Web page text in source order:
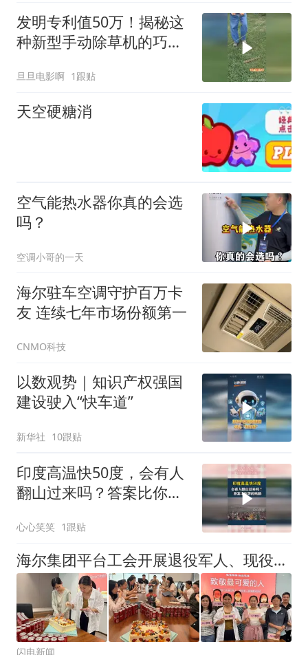
发明专利值50万！揭秘这
种新型手动除草机的巧妙
旦旦电影啊 1跟贴
天空硬糖消
空气能热水器你真的会选
吗？
空调小哥的一天
海尔驻车空调守护百万卡
友 连续七年市场份额第一
CNMO科技
以数观势｜知识产权强国
建设驶入“快车道”
新华社 10跟贴
印度高温快50度，会有人
翻山过来吗？答案比你想
心心笑笑 1跟贴
海尔集团平台工会开展退役军人、现役军属慰问活动
闪电新闻